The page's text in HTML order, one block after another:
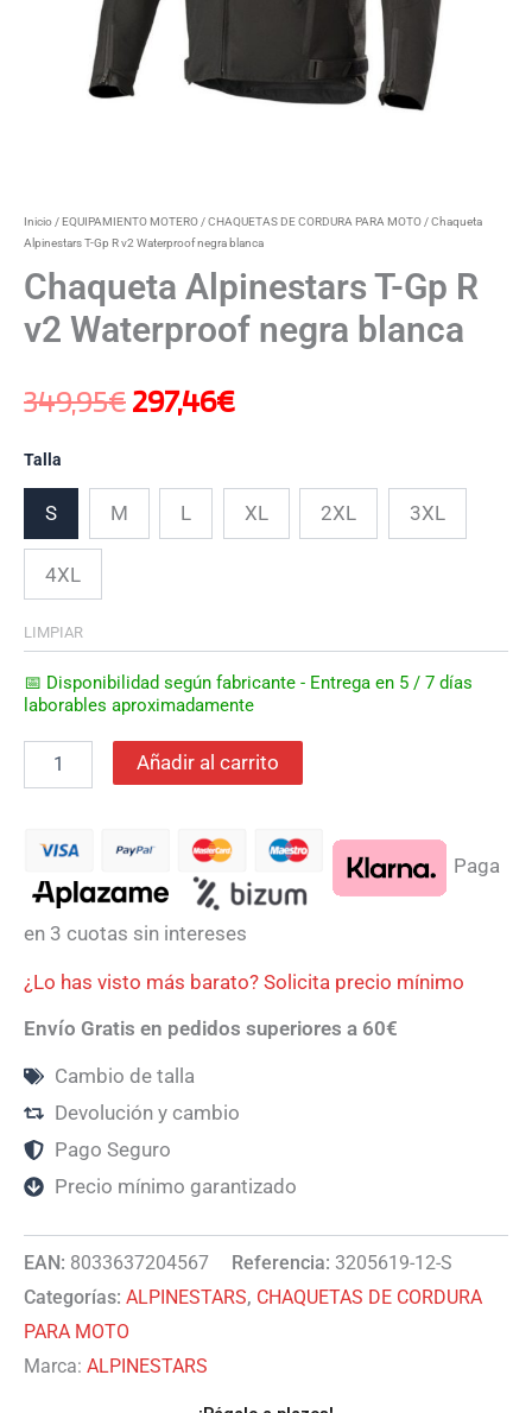
Inicio /EQUIPAMIENTO MOTERO /CHAQUETAS DE CORDURA PARA MOTO / Chaqueta
Alpinestars T-Gp R v2 Waterproof negra blanca
Chaqueta Alpinestars T-Gp R
v2 Waterproof negra blanca
349,95€297,46€
Talla
S M L XL 2XL 3XL
4XL
LIMPIAR
📅 Disponibilidad según fabricante - Entrega en 5 / 7 días
laborables aproximadamente
Añadir al carrito
Paga
en 3 cuotas sin intereses
¿Lo has visto más barato? Solicita precio mínimo
Envío Gratis en pedidos superiores a 60€
Cambio de talla
Devolución y cambio
Pago Seguro
Precio mínimo garantizado
EAN: 8033637204567 Referencia: 3205619-12-S
Categorías: ALPINESTARS, CHAQUETAS DE CORDURA
PARA MOTO
Marca: ALPINESTARS